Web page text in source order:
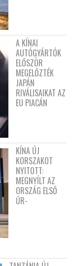
A KÍNAI
AUTÓGYÁRTÓK
ELŐSZÖR
MEGELŐZTÉK
JAPÁN
RIVÁLISAIKAT AZ
EU PIACÁN
KÍNA ÚJ
KORSZAKOT
NYITOTT:
MEGNYÍLT AZ
ORSZÁG ELSŐ
ŰR-